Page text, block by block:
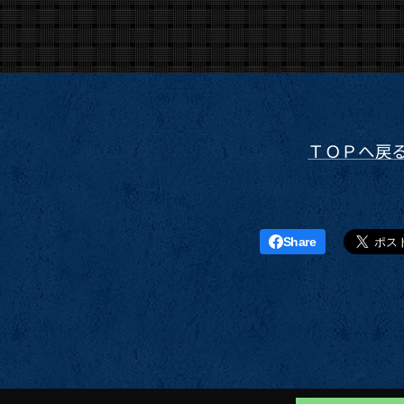
ＴＯＰへ戻
Share